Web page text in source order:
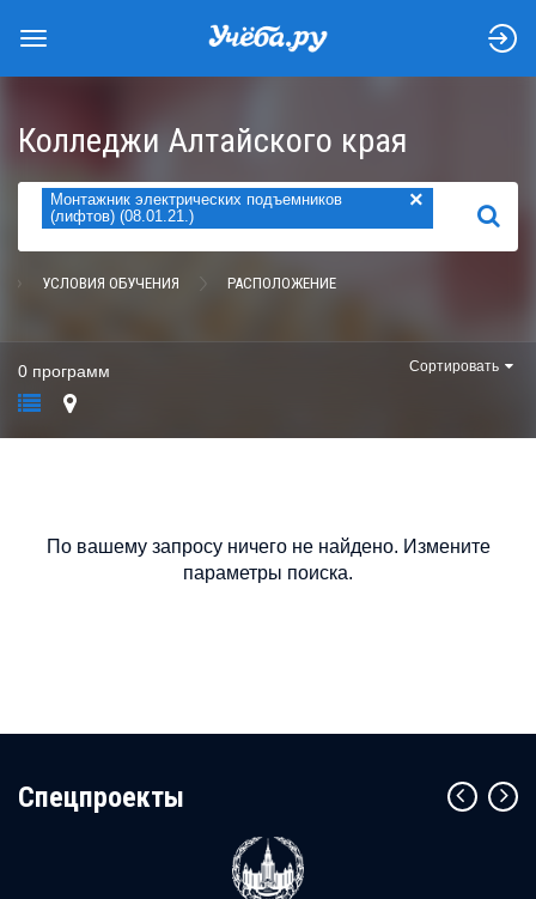
Колледжи Алтайского края
Монтажник электрических подъемников
(лифтов) (08.01.21.)
×
НАЙТИ
УСЛОВИЯ ОБУЧЕНИЯ РАСПОЛОЖЕНИЕ
0 программ Сортировать
По вашему запросу ничего не найдено. Измените
параметры поиска.
Cпецпроекты